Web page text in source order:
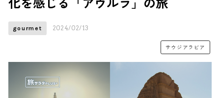
化を感じる「アウルラ」の旅
gourmet 2024/02/13
サウジアラビア